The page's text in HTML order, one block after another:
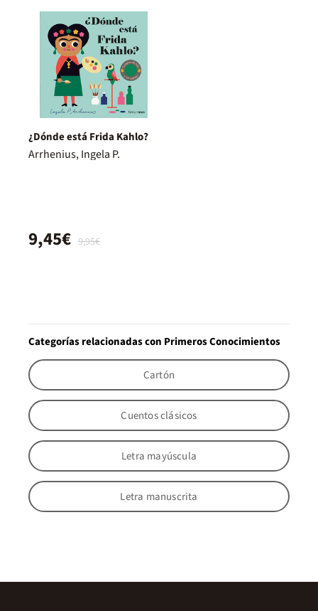
¿Dónde está Frida Kahlo?
Arrhenius, Ingela P.
9,95€
9,45€
Categorías relacionadas con Primeros Conocimientos
Cartón
Cuentos clásicos
Letra mayúscula
Letra manuscrita